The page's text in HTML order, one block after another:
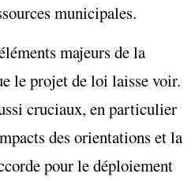
municipales.
majeurs de la
le projet de loi laisse voir.
cruciaux, en particulier
des orientations et la
pour le déploiement